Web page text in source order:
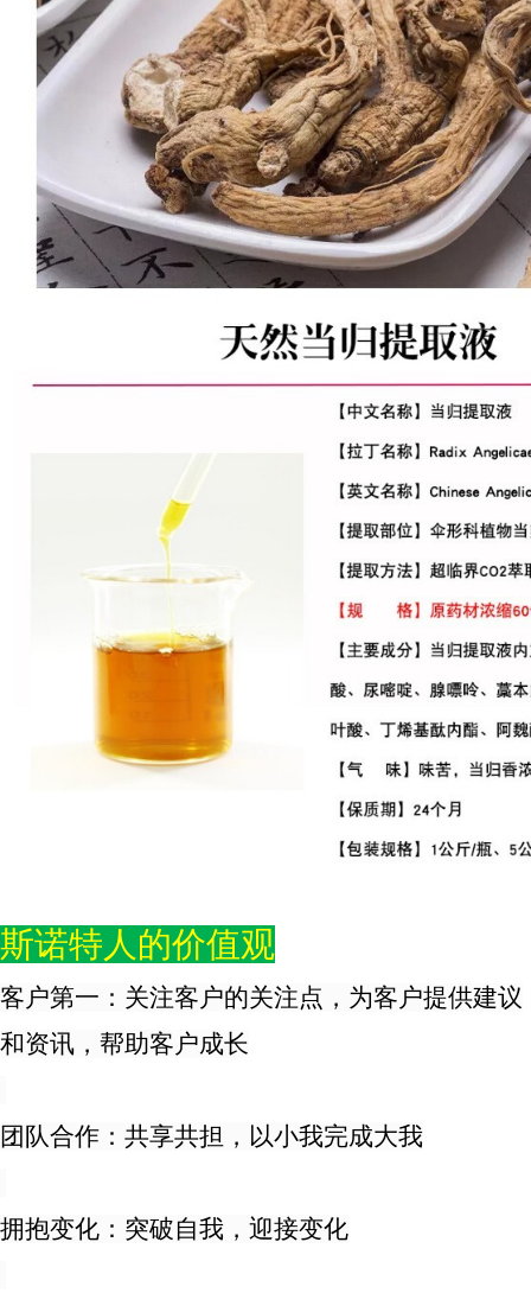
斯诺特人的价值观
客户第一：关注客户的关注点，为客户提供建议
和资讯，帮助客户成长
团队合作：共享共担，以小我完成大我
拥抱变化：突破自我，迎接变化